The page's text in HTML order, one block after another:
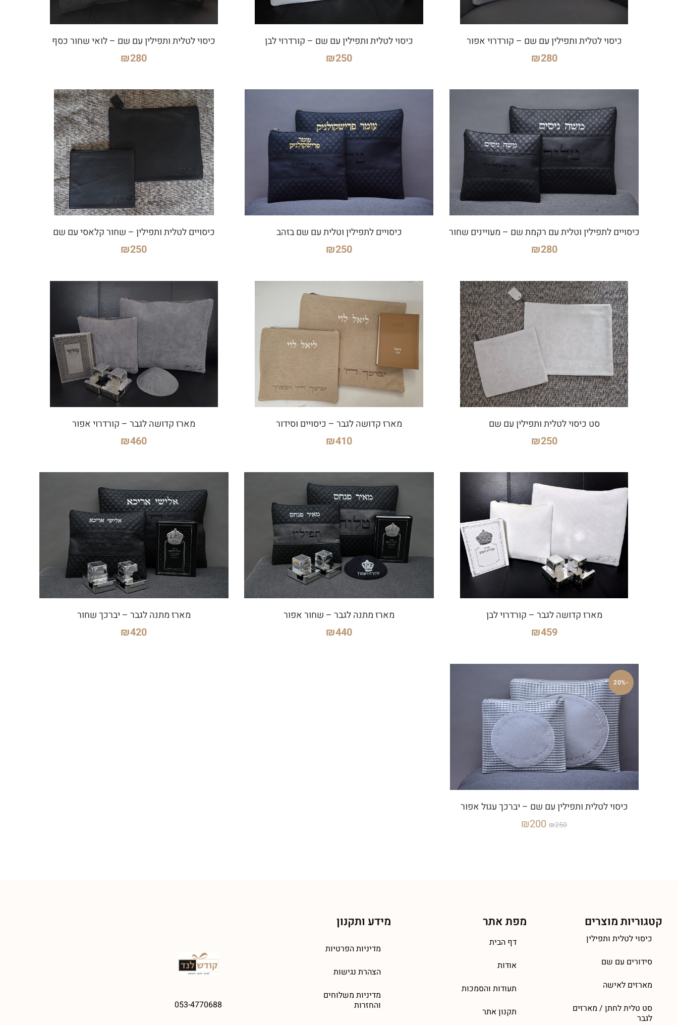
כיסוי לטלית ותפילין עם שם – קורדרוי אפור
₪280
כיסוי לטלית ותפילין עם שם – קורדרוי לבן
₪250
כיסוי לטלית ותפילין עם שם – לואי שחור כסף
₪280
כיסויים לתפילין וטלית עם רקמת שם – מעויינים שחור
₪280
כיסויים לתפילין וטלית עם שם בזהב
₪250
כיסויים לטלית ותפילין – שחור קלאסי עם שם
₪250
סט כיסוי לטלית ותפילין עם שם
₪250
מארז קדושה לגבר – כיסויים וסידור
₪410
מארז קדושה לגבר – קורדרוי אפור
₪460
מארז קדושה לגבר – קורדרוי לבן
₪459
מארז מתנה לגבר – שחור אפור
₪440
מארז מתנה לגבר – יברכך שחור
₪420
-20%
כיסוי לטלית ותפילין עם שם – יברכך עגול אפור
₪250
₪200
קטגוריות מוצרים
כיסוי לטלית ותפילין
סידורים עם שם
מארזים לאישה
סט טלית לחתן / מארזים
לגבר
מפת אתר
דף הבית
אודות
תעודות והסמכות
תקנון אתר
מידע ותקנון
מדיניות הפרטיות
הצהרת נגישות
מדיניות משלוחים
והחזרות
053-4770688